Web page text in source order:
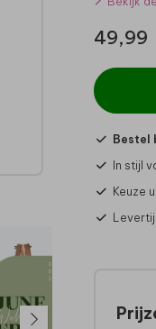
49,99
Bestel
In stijl
Keuze